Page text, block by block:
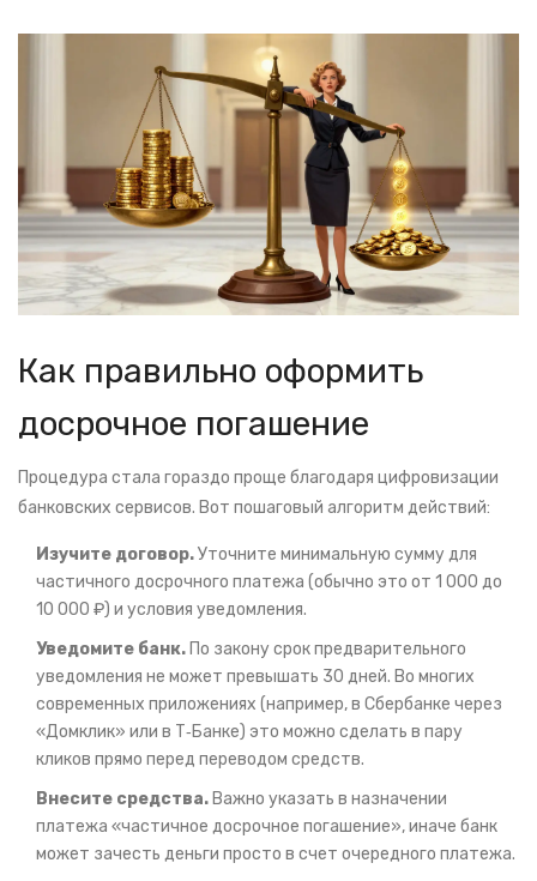
Как правильно оформить
досрочное погашение
Процедура стала гораздо проще благодаря цифровизации
банковских сервисов. Вот пошаговый алгоритм действий:
Изучите договор.Уточните минимальную сумму для
частичного досрочного платежа (обычно это от 1 000 до
10 000 ₽) и условия уведомления.
Уведомите банк. По закону срок предварительного
уведомления не может превышать 30 дней. Во многих
современных приложениях (например, в Сбербанке через
«Домклик» или в Т‑Банке) это можно сделать в пару
кликов прямо перед переводом средств.
Внесите средства. Важно указать в назначении
платежа «частичное досрочное погашение», иначе банк
может зачесть деньги просто в счет очередного платежа.